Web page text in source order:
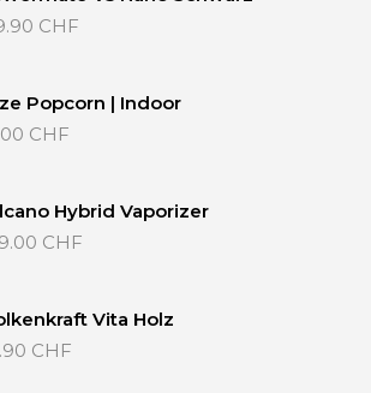
CHF
Popcorn | Indoor
CHF
Hybrid Vaporizer
CHF
Vita Holz
CHF